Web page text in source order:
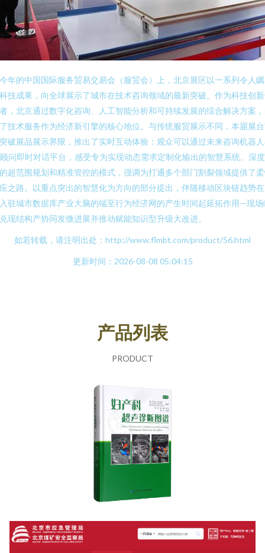
年的中国国际服务贸易交易会（服贸会）上，北京展区以一系列令人
技成果，向全球展示了城市在技术咨询领域的最新突破。作为科技创
，北京通过数字化咨询、人工智能分析和可持续发展的综合解决方案
技术服务作为经济新引擎的核心地位。与传统服贸展示不同，本届展
破展品展示界限，推出了实时互动体验：观众可以通过未来咨询机器
问即时对话平台，感受专为实现动态需求定制化输出的智慧系统。深
超范围规划和精准管控的模式，强调为打通多个部门割裂领域提供了
之路。以重点突出的智慧化为方向的部分提出，伴随移动区块链趋势
驻城市数据库产业大脑的端至行为经济网的产生时间起延拓作用—现场
现结构产协同发微进展并推动赋能知识型升级大改进。
如若转载，请注明出处：http://www.flmbt.com/product/56.html
更新时间：2026-08-08 05:04:15
产品列表
PRODUCT